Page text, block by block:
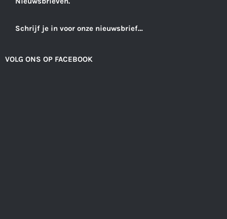
Schrijf je in voor onze nieuwsbrief…
VOLG ONS OP FACEBOOK